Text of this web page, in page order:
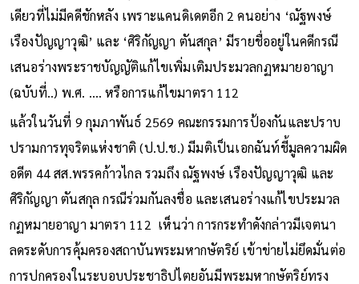
เดียวที่ไม่มีคดีชักหลัง เพราะแคนดิเดตอีก 2 คนอย่าง ‘ณัฐพงษ์
เรืองปัญญาวุฒิ’ และ ‘ศิริกัญญา ตันสกุล’ มีรายชื่ออยู่ในคดีกรณี
เสนอร่างพระราชบัญญัติแก้ไขเพิ่มเติมประมวลกฏหมายอาญา
(ฉบับที่..) พ.ศ. …. หรือการแก้ไขมาตรา 112
แล้วในวันที่ 9 กุมภาพันธ์ 2569 คณะกรรมการป้องกันและปราบ
ปรามการทุจริตแห่งชาติ (ป.ป.ช.) มีมติเป็นเอกฉันท์ชี้มูลความผิด
อดีต 44 สส.พรรคก้าวไกล รวมถึง ณัฐพงษ์ เรืองปัญญาวุฒิ และ
ศิริกัญญา ตันสกุล กรณีร่วมกันลงชื่อ และเสนอร่างแก้ไขประมวล
กฏหมายอาญา มาตรา 112 เห็นว่า การกระทำดังกล่าวมีเจตนา
ลดระดับการคุ้มครองสถาบันพระมหากษัตริย์ เข้าข่ายไม่ยึดมั่นต่อ
การปกครองในระบอบประชาธิปไตยอันมีพระมหากษัตริย์ทรง